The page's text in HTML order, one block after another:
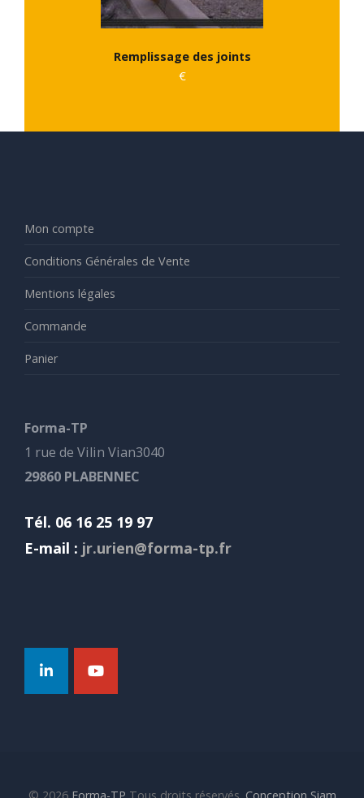
Remplissage des joints
€
Mon compte
Conditions Générales de Vente
Mentions légales
Commande
Panier
Forma-TP
1 rue de Vilin Vian3040
29860 PLABENNEC
Tél. 06 16 25 19 97
E-mail : jr.urien@forma-tp.fr